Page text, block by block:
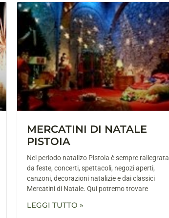
MERCATINI DI NATALE
PISTOIA
Nel periodo natalizo Pistoia è sempre rallegrata
da feste, concerti, spettacoli, negozi aperti,
canzoni, decorazioni natalizie e dai classici
Mercatini di Natale. Qui potremo trovare
LEGGI TUTTO »